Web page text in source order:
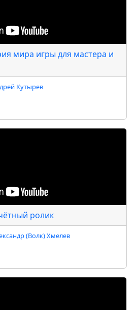
мира игры для мастера и
Кутырев
ролик
(Волк) Хмелев